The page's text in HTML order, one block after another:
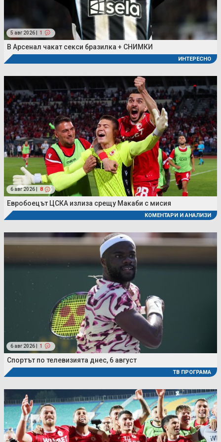
5 авг 2026 | 1
В Арсенал чакат секси бразилка + СНИМКИ
ИНТЕРЕСНО
6 авг 2026 | 8
Евробоецът ЦСКА излиза срещу Макаби с мисия
КОМЕНТАРИ И АНАЛИЗИ
6 авг 2026 | 1
Спортът по телевизията днес, 6 август
ТВ ПРОГРАМА